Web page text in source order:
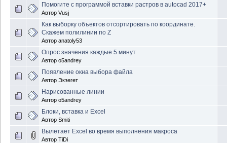
Помогите с программой вставки растров в autocad 2017+
Автор Vusj
Как выборку объектов отсортировать по координате.
Скажем полилинии по Z
Автор anatoly53
Опрос значения каждые 5 минут
Автор o5andrey
Появление окна выбора файла
Автор Экзегет
Нарисованные линии
Автор o5andrey
Блоки, вставка и Excel
Автор Smiti
Вылетает Excel во время выполнения макроса
Автор TiDi